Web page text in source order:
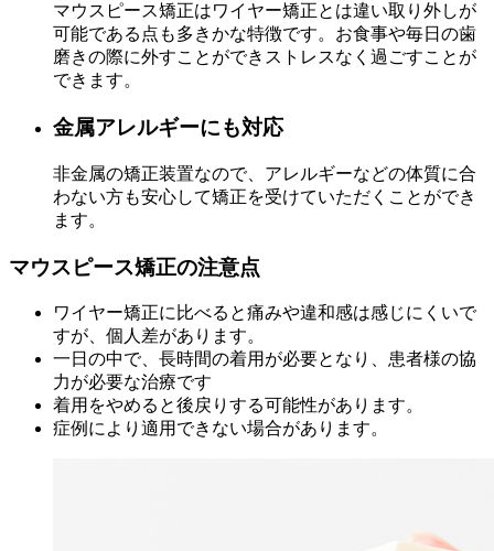
マウスピース矯正はワイヤー矯正とは違い取り外しが
可能である点も多きかな特徴です。お食事や毎日の歯
磨きの際に外すことができストレスなく過ごすことが
できます。
金属アレルギーにも対応
非金属の矯正装置なので、アレルギーなどの体質に合
わない方も安心して矯正を受けていただくことができ
ます。
マウスピース矯正の注意点
ワイヤー矯正に比べると痛みや違和感は感じにくいで
すが、個人差があります。
一日の中で、長時間の着用が必要となり、患者様の協
力が必要な治療です
着用をやめると後戻りする可能性があります。
症例により適用できない場合があります。